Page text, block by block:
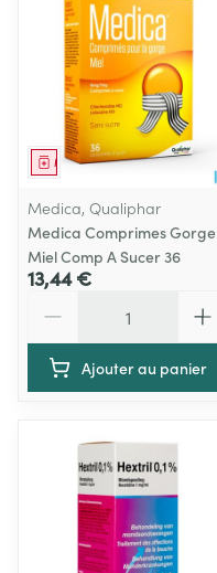
Médicament
Medica, Qualiphar
Medica Comprimes Gorge
Miel Comp A Sucer 36
13,44 €
Ajouter au panier